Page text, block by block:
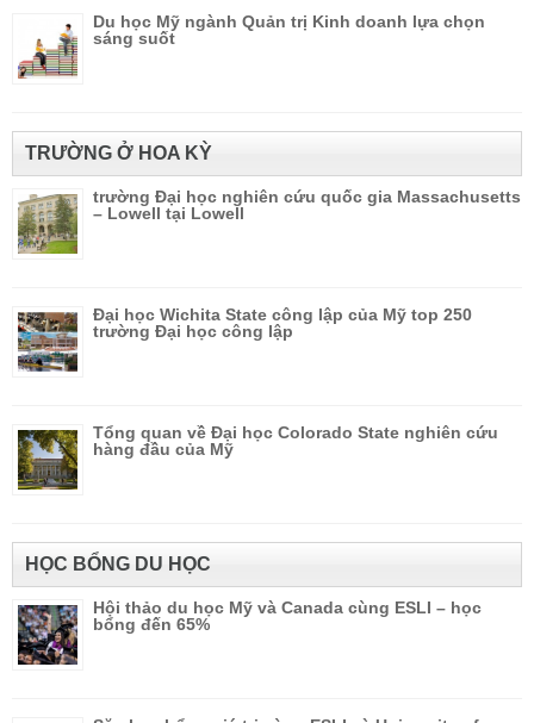
Du học Mỹ ngành Quản trị Kinh doanh lựa chọn
sáng suốt
TRƯỜNG Ở HOA KỲ
trường Đại học nghiên cứu quốc gia Massachusetts
– Lowell tại Lowell
Đại học Wichita State công lập của Mỹ top 250
trường Đại học công lập
Tổng quan về Đại học Colorado State nghiên cứu
hàng đầu của Mỹ
HỌC BỔNG DU HỌC
Hội thảo du học Mỹ và Canada cùng ESLI – học
bổng đến 65%